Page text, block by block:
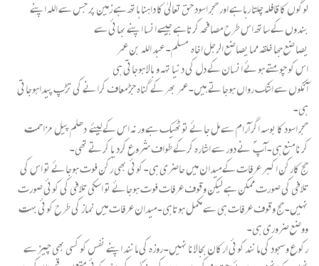
لوگوں کا قافلہ چلتا رہاہے اور حجر اسود حق تعالیٰ کا داہنا ہاتھ ہے زمین پر جس سے اللہ اپنے
بندوں کے ساتھ اس طرح مصافحہ کرتاہے جیسے انسا اپنے بھائی سے
یصا ضع جھا خلقہ مما یصاضع الرجل اخاہ مسلم۔عبد اللہ بن عمر
اس کو چومتے ہوئے انسان کے دل کی دنیا تہہ وبالا ہوجاتی ہی
آنکوں سے اشک رواں ہوجاتے ہیں۔عمر بھر کے گناہ جڑ معاف کرانے کی تڑپ پیداہوجاتی
ہی۔
حجر اسود کا بوسہ اگر آرام سے مل جائے توٹھیک ہے ورنہ اس کے لیئے دھلم پیل مزاحمت
کرنا منع ہی۔آپ ؐ نے دور سے اشارہ کرکے طواف شروع کردیا کرتے تھی۔
حج کارکن اکبر عرفات کے میدان میں حاضری ہی۔کوئی بھی رکن فوت ہوجائے تو اس کی
تلافی کی صورت ممکن ہے لیکن وقوف عرفات فوت ہوجائے تو اسکی تلافی کی کوئی صورت
نہیں۔حج وقوف عرفات ہی سے مکمل ہوتاہی۔میدان عرفات میں نماز کی طرح کوئی بہت
ووضع ضروری ہی۔
رکوع وسجود کی مانند کوئی ارکان بجالانا نہیں۔روزہ کی مانند اپنے نفس کو کسی بھی چیز سے